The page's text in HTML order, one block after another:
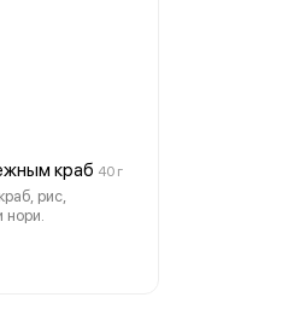
краб 40 г
рис,
нори.